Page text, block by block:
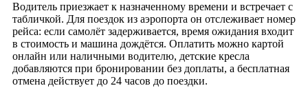
Водитель приезжает к назначенному времени и встречает с
табличкой. Для поездок из аэропорта он отслеживает номер
рейса: если самолёт задерживается, время ожидания входит
в стоимость и машина дождётся. Оплатить можно картой
онлайн или наличными водителю, детские кресла
добавляются при бронировании без доплаты, а бесплатная
отмена действует до 24 часов до поездки.